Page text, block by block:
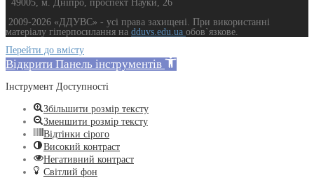
49005, м. Дніпро, проспект Науки, 26
2009-2026 «ДДУВС» - усi права захищенi. При використанні
матеріалу гіперпосилання на dduvs.edu.ua обов`язкове.
Перейти до вмісту
Відкрити Панель інструментів
Інструмент Доступності
Збільшити розмір тексту
Зменшити розмір тексту
Відтінки сірого
Високий контраст
Негативний контраст
Світлий фон